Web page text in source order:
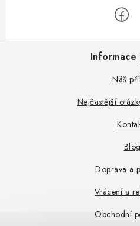
Z
Informace
Náš
Nejčastější
Blog
Doprava a
Vrácení a
Obchodní